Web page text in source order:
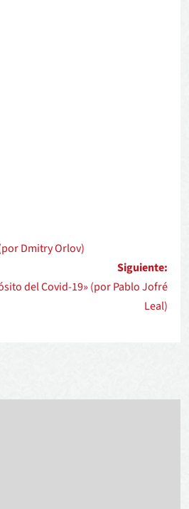
Dmitry Orlov)
Siguiente:
del Covid-19» (por Pablo Jofré
Leal)